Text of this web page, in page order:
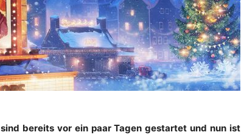
sind bereits vor ein paar Tagen gestartet und nun ist